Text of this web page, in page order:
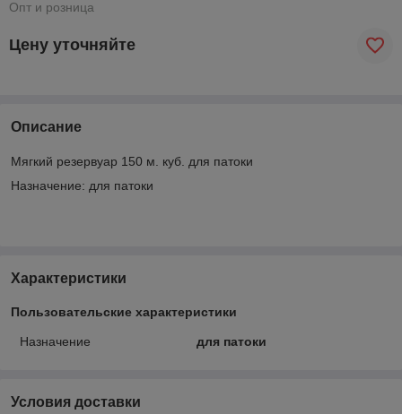
Опт и розница
Цену уточняйте
Описание
Мягкий резервуар 150 м. куб. для патоки
Назначение: для патоки
Характеристики
Пользовательские характеристики
Назначение для патоки
Условия доставки